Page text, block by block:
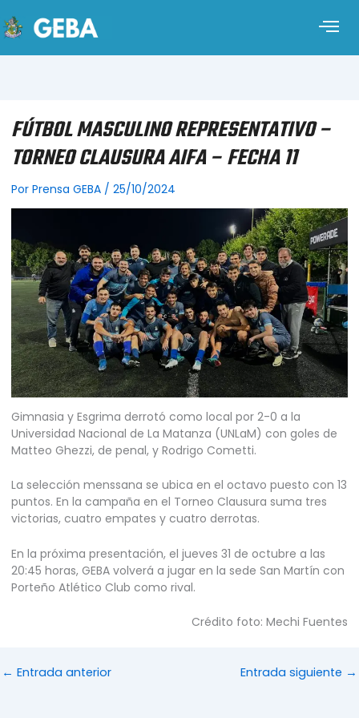
FÚTBOL MASCULINO REPRESENTATIVO –
TORNEO CLAUSURA AIFA – FECHA 11
Por Prensa GEBA / 25/10/2024
Gimnasia y Esgrima derrotó como local por 2-0 a la
Universidad Nacional de La Matanza (UNLaM) con goles de
Matteo Ghezzi, de penal, y Rodrigo Cometti.
La selección menssana se ubica en el octavo puesto con 13
puntos. En la campaña en el Torneo Clausura suma tres
victorias, cuatro empates y cuatro derrotas.
En la próxima presentación, el jueves 31 de octubre a las
20:45 horas, GEBA volverá a jugar en la sede San Martín con
Porteño Atlético Club como rival.
Crédito foto: Mechi Fuentes
← Entrada anterior Entrada siguiente →